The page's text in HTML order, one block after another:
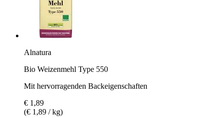
Alnatura
Bio Weizenmehl Type 550
Mit hervorragenden Backeigenschaften
€ 1,89
(€ 1,89 / kg)